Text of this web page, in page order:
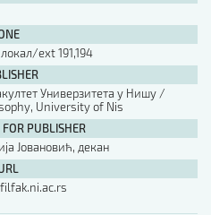
ext 191,194
Универзитета у Нишу /
University of Nis
PUBLISHER
Јовановић, декан